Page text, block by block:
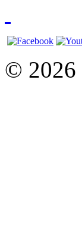
© 2026